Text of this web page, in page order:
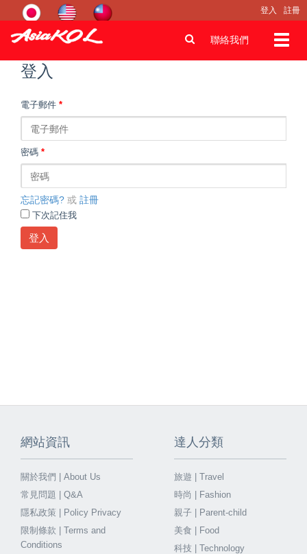
登入 註冊
聯絡我們
登入
電子郵件 *
密碼 *
忘記密碼? 或 註冊
下次記住我
登入
網站資訊
關於我們 | About Us
常見問題 | Q&A
隱私政策 | Policy Privacy
限制條款 | Terms and
Conditions
達人分類
旅遊 | Travel
時尚 | Fashion
親子 | Parent-child
美食 | Food
科技 | Technology